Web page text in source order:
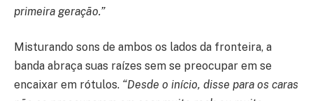
primeira geração.”
Misturando sons de ambos os lados da fronteira, a
banda abraça suas raízes sem se preocupar em se
encaixar em rótulos. “Desde o início, disse para os caras